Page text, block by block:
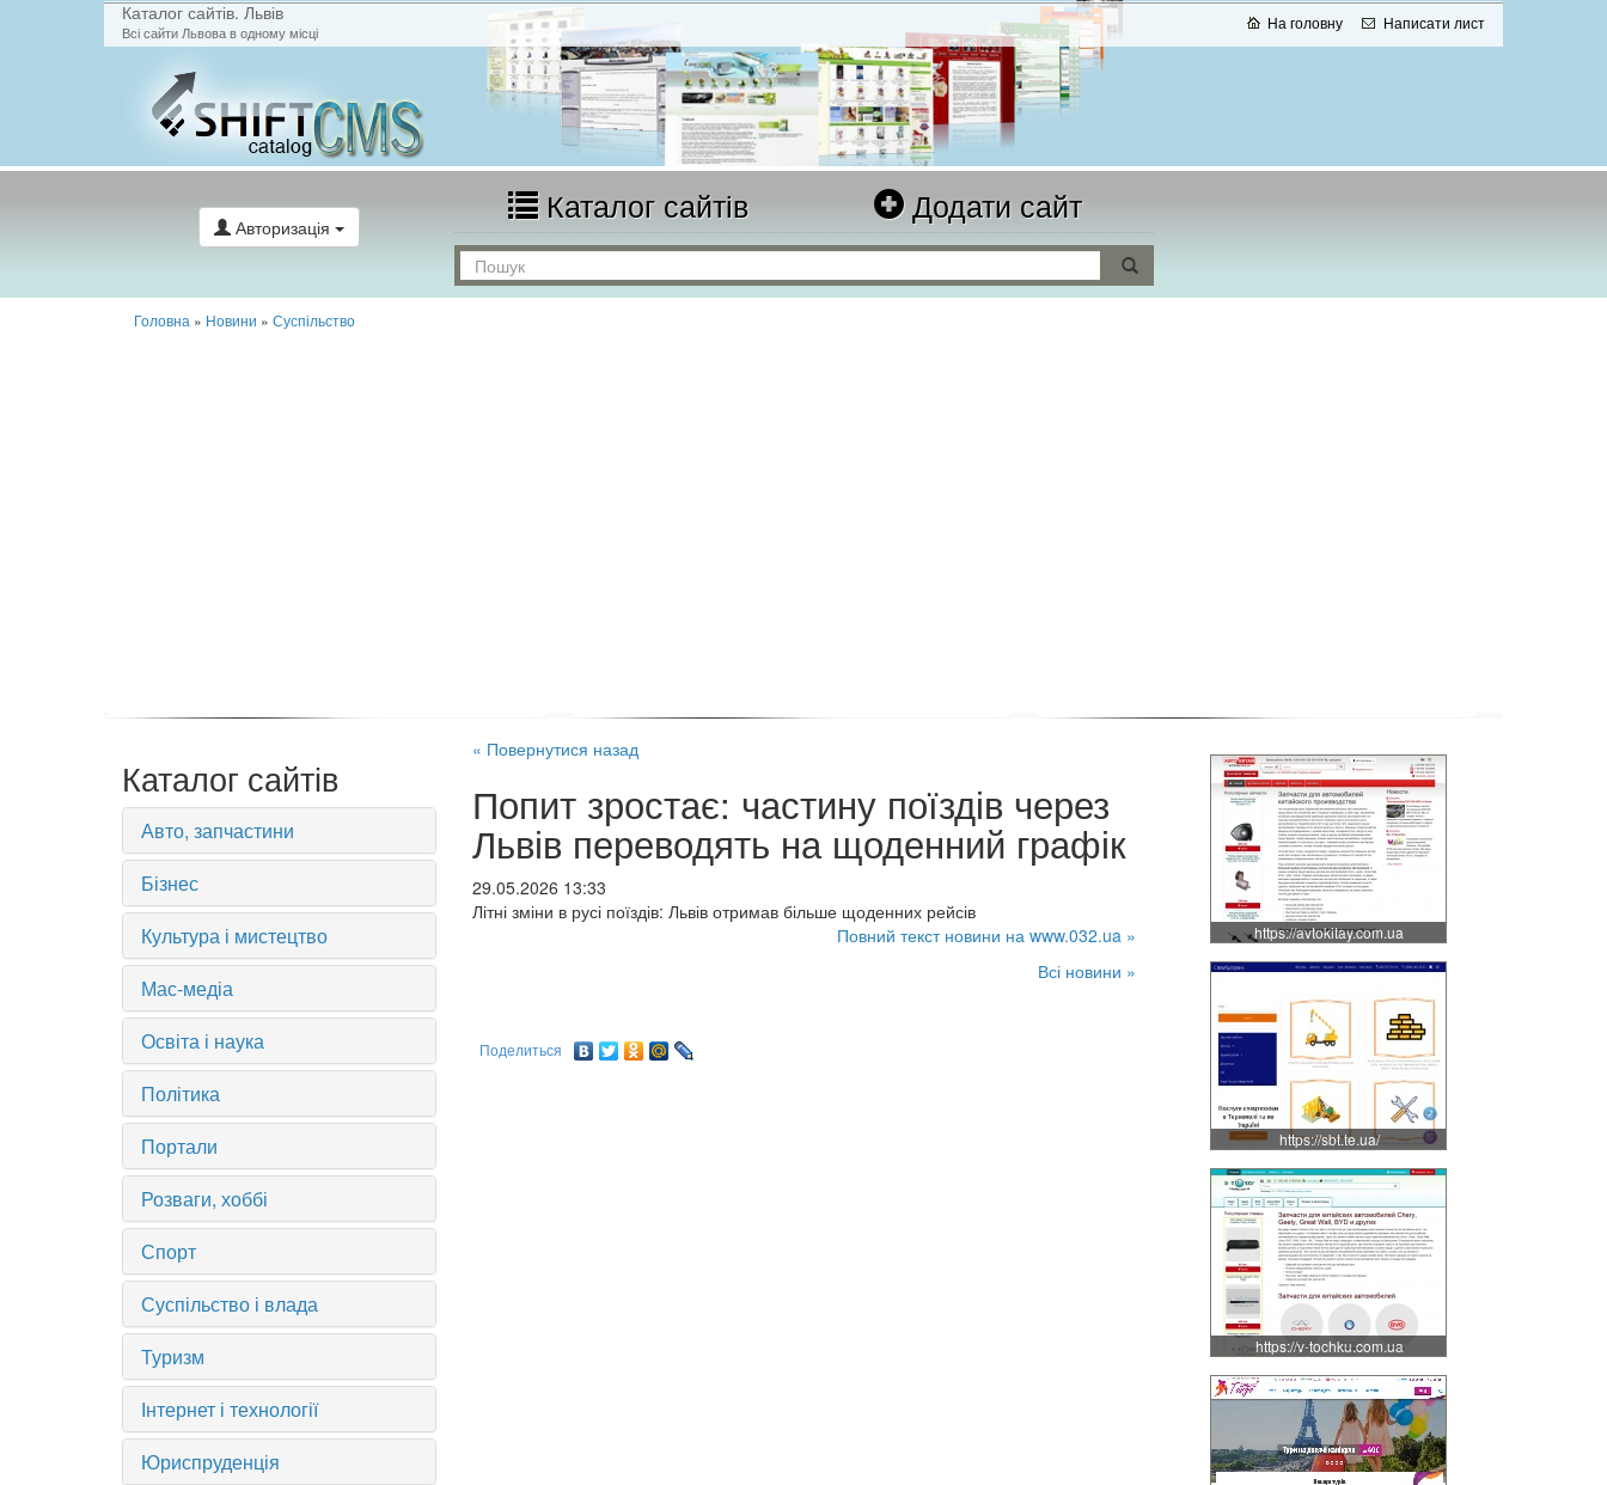
Каталог сайтів. Львів
Всі сайти Львова в одному місці На головну Написати лист
Авторизація
Каталог сайтів Додати сайт
Головна » Новини » Суспільство
Каталог сайтів
Авто, запчастини
Бізнес
Культура і мистецтво
Мас-медіа
Освіта і наука
Політика
Портали
Розваги, хоббі
Спорт
Суспільство і влада
Туризм
Інтернет і технології
Юриспруденція
« Повернутися назад
Попит зростає: частину поїздів через
Львів переводять на щоденний графік
29.05.2026 13:33
Літні зміни в русі поїздів: Львів отримав більше щоденних рейсів
Повний текст новини на www.032.ua »
Всі новини »
Поделиться
https://avtokitay.com.ua
https://sbt.te.ua/
https://v-tochku.com.ua